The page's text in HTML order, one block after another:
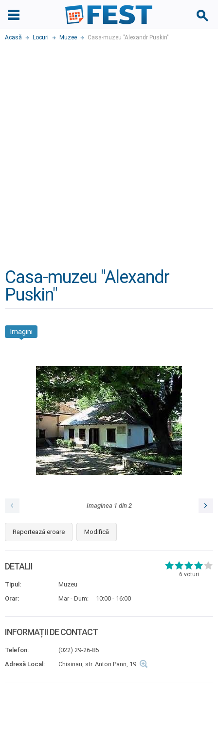
Acasă Locuri Muzee Casa-muzeu "Alexandr Puskin"
Casa-muzeu "Alexandr
Puskin"
Imagini
Imaginea 1 din 2
Raportează eroare Modifică
6 voturi
DETALII
Tipul:
Muzeu
Orar:
Mar - Dum: 10:00 - 16:00
INFORMAȚII DE CONTACT
Telefon:
(022) 29-26-85
Adresă Local:
Chisinau, str. Anton Pann, 19